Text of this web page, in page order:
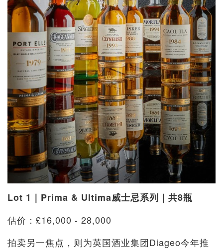
Lot 1｜Prima & Ultima威士忌系列｜共8瓶
估价：£16,000 - 28,000
拍卖另一焦点，则为英国酒业集团Diageo今年推